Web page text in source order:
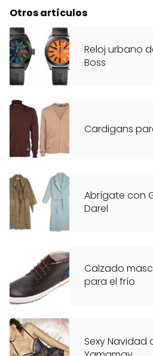
Otros artículos
Reloj urbano
Boss
Cardigans
Abrígate con
Darel
Calzado
para el frío
Sexy Navidad